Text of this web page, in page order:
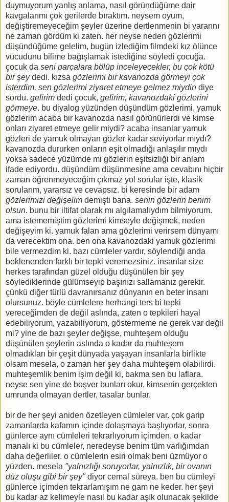
duymuyorum yanlış anlama, nasıl göründüğüme dair
kavgalarımı çok gerilerde bıraktım. neysem oyum,
değiştiremeyeceğim şeyler üzerine dertlenmenin bi yararını
ne zaman gördüm ki zaten. her neyse neden gözlerimi
düşündüğüme gelelim, bugün izlediğim filmdeki kız ölünce
vücudunu bilime bağışlamak istediğine söyledi çocuğa.
çocuk da seni parçalara bölüp inceleyecekler, bu çok kötü
bir şeydedi. kızsa gözlerimi bir kavanozda görmeyi çok
isterdim, sen gözlerimi ziyaret etmeye gelmez miydin diye
sordu. gelirim dedi çocuk, gelirim, kavanozdaki gözlerini
görmeye. bu diyalog yüzünden düşündüm gözlerimi, yamuk
gözlerim acaba bir kavanozda nasıl görünürlerdi ve kimse
onları ziyaret etmeye gelir miydi? acaba insanlar yamuk
gözleri de yamuk olmayan gözler kadar seviyorlar mıydı?
kavanozda dururken onların eşit olmadığı anlaşılır mıydı
yoksa sadece yüzümde mi gözlerin eşitsizliği bir anlam
ifade ediyordu. düşündüm düşünmesine ama cevabını hiçbir
zaman öğrenmeyeceğim çıkmaz yol sorular işte, klasik
sorularım, yararsız ve cevapsız. bi keresinde bir adam
gözlerimizi değişelim demişti bana. senin gözlerin benim
olsun. bunu bir iltifat olarak mı algılamalıydım bilmiyorum.
ama istememiştim gözlerimi kimseyle değişmek, neden
değişeyim ki. yamuk falan ama gözlerimi verirsem dünyamı
da verecektim ona. ben ona kavanozdaki yamuk gözlerimi
bile vermezdim ki. bazı cümleler vardır, söylendiği anda
beklenenden farklı bir tepki veremezsiniz. insanlar size
herkes tarafından güzel olduğu düşünülen bir şey
söylediklerinde gülümseyip başınızı sallamanız gerekir.
çünkü diğer türlü davranırsanız dünyanın en beter insanı
olursunuz. böyle cümlelere herhangi ters bi tepki
vereceğimden de değil aslında, zaten o tepkileri hayal
edebiliyorum, yazabiliyorum, göstermeme ne gerek var değil
mi? yine de bazı şeyler değişse, muhteşem olduğu
düşünülen şeylerin aslında o kadar da muhteşem
olmadıkları bir çeşit dünyada yaşayan insanlarla birlikte
olsam mesela, o zaman her şey daha muhteşem olabilirdi.
muhteşemlik benim işim değil ki, bakma sen bu laflara.
neyse sen yine de boşver bunları okur, kimsenin gerçekten
umrunda olmayan dertler, tasalar bunlar.
bir de her şeyi aniden özetleyen cümleler var. çok garip
zamanlarda kafamın içinde dolaşmaya başlıyorlar, sonra
günlerce aynı cümleleri tekrarlıyorum içimden. o kadar
manalı ki bu cümleler, neredeyse benim tüm varlığımdan
daha değerliler. o cümlelerin esiri olmak beni üzmüyor o
yüzden. mesela "yalnızlığı soruyorlar, yalnızlık, bir ovanın
düz oluşu gibi bir şey"diyor cemal süreya. ben bu cümleyi
günlerce içimden tekrarlamışım ne gam ne keder. her şeyi
bu kadar az kelimeyle nasıl bu kadar aşık olunacak şekilde